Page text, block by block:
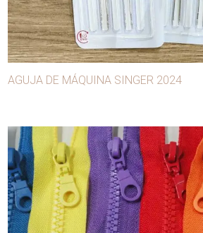
AGUJA DE MÁQUINA SINGER 2024